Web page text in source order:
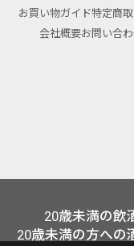
お買い物ガイド特定商
会社概要お問い合
20歳未満の飲
20歳未満の方への